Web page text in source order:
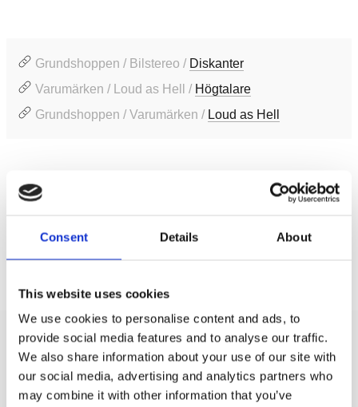
Consent Details About
This website uses cookies
We use cookies to personalise content and ads, to
provide social media features and to analyse our traffic.
We also share information about your use of our site with
our social media, advertising and analytics partners who
may combine it with other information that you’ve
Grundshoppen / Bilstereo / Diskanter
Varumärken / Loud as Hell / Högtalare
Grundshoppen / Varumärken / Loud as Hell
SKU:
Lägsta pris de senaste 30 dagarna är 1195 kr
Recensioner
Produkten har inga recensioner